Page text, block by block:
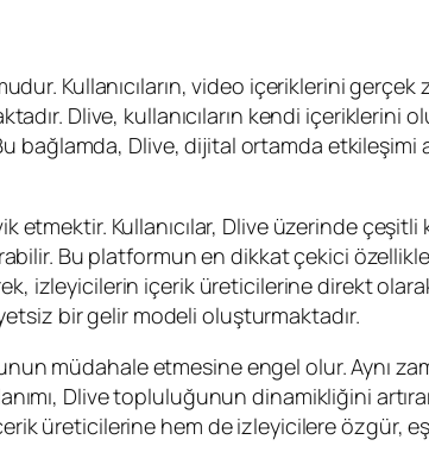
Kullanıcıların, video içeriklerini gerçek
Dlive, kullanıcıların kendi içeriklerini
bağlamda, Dlive, dijital ortamda etkileşimi
etmektir. Kullanıcılar, Dlive üzerinde
Bu platformun en dikkat çekici
izleyicilerin içerik üreticilerine direkt
bir gelir modeli oluşturmaktadır.
müdahale etmesine engel olur. Aynı
Dlive topluluğunun dinamikliğini
üreticilerine hem de izleyicilere özgür,